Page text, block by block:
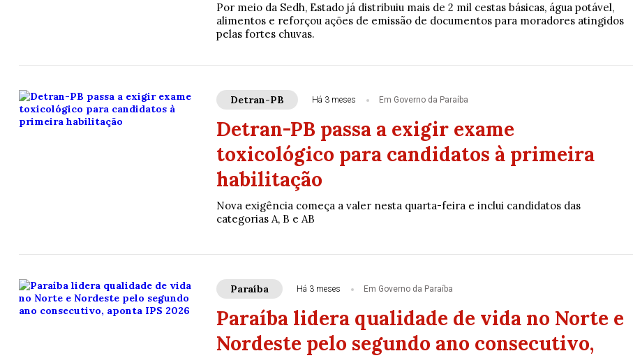
Por meio da Sedh, Estado já distribuiu mais de 2 mil cestas básicas, água potável,
alimentos e reforçou ações de emissão de documentos para moradores atingidos
pelas fortes chuvas.
Detran-PB Há 3 meses Em Governo da Paraíba
Detran-PB passa a exigir exame
toxicológico para candidatos à primeira
habilitação
Nova exigência começa a valer nesta quarta-feira e inclui candidatos das
categorias A, B e AB
Paraíba Há 3 meses Em Governo da Paraíba
Paraíba lidera qualidade de vida no Norte e
Nordeste pelo segundo ano consecutivo,